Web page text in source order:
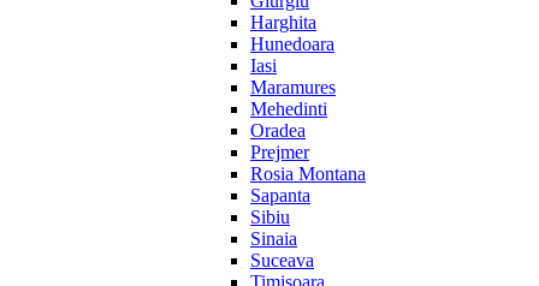
Harghita
Hunedoara
Iasi
Maramures
Mehedinti
Oradea
Prejmer
Rosia Montana
Sapanta
Sibiu
Sinaia
Suceava
Timisoara